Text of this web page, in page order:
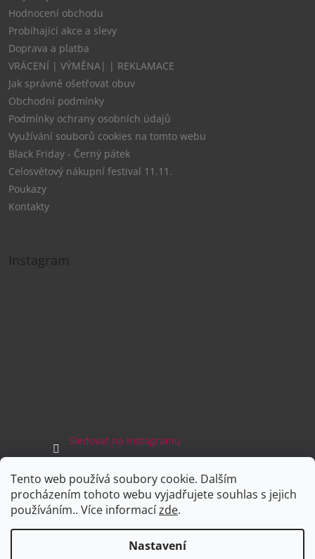
Tento web používá soubory cookie. Dalším
procházením tohoto webu vyjadřujete souhlas s jejich
používáním.. Více informacízde.
Nastavení
Hodnocení obchodu
Probíhající akce a slevy
Doprava a platba
VRÁCENÍ | VÝMĚNA| | REKLAMACE
Jak správně ošetřovat obuv
Obchodní podmínky
Podmínky ochrany osobních údajů
Využívání souborů cookies na tomto webu
Black Friday - Černý pátek
Celosvětový nákupní festival 11.11.
Poukazy
Kontakty
Instagram
Sledovat na Instagramu
Facebook